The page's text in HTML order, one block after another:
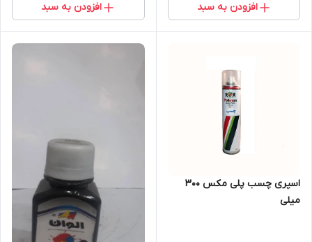
افزودن به سبد افزودن به سبد
اسپری چسب پلی مکس 300
میلی